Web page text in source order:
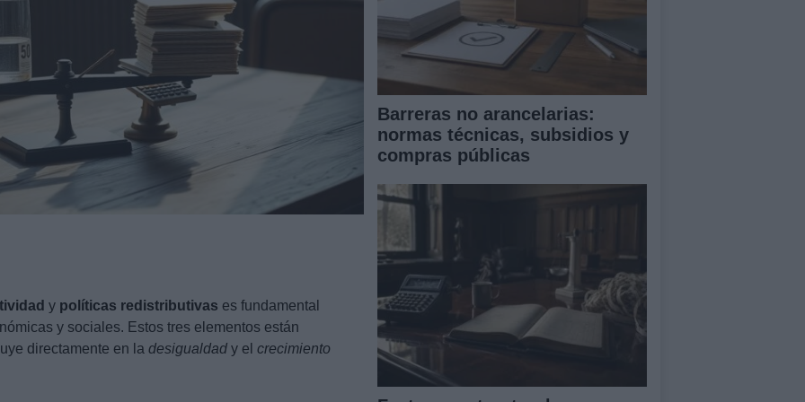
y políticas redistributivas es fundamental
y sociales. Estos tres elementos están
directamente en la desigualdad y el crecimiento
Barreras no arancelarias:
normas técnicas, subsidios y
compras públicas